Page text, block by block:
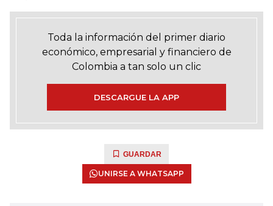
Toda la información del primer diario
económico, empresarial y financiero de
Colombia a tan solo un clic
DESCARGUE LA APP
GUARDAR
UNIRSE A WHATSAPP